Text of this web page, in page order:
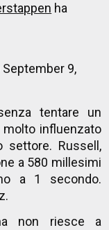
ha
September 9,
tentare un
influenzato
settore. Russell,
a 580 millesimi
a 1 secondo.
non riesce a